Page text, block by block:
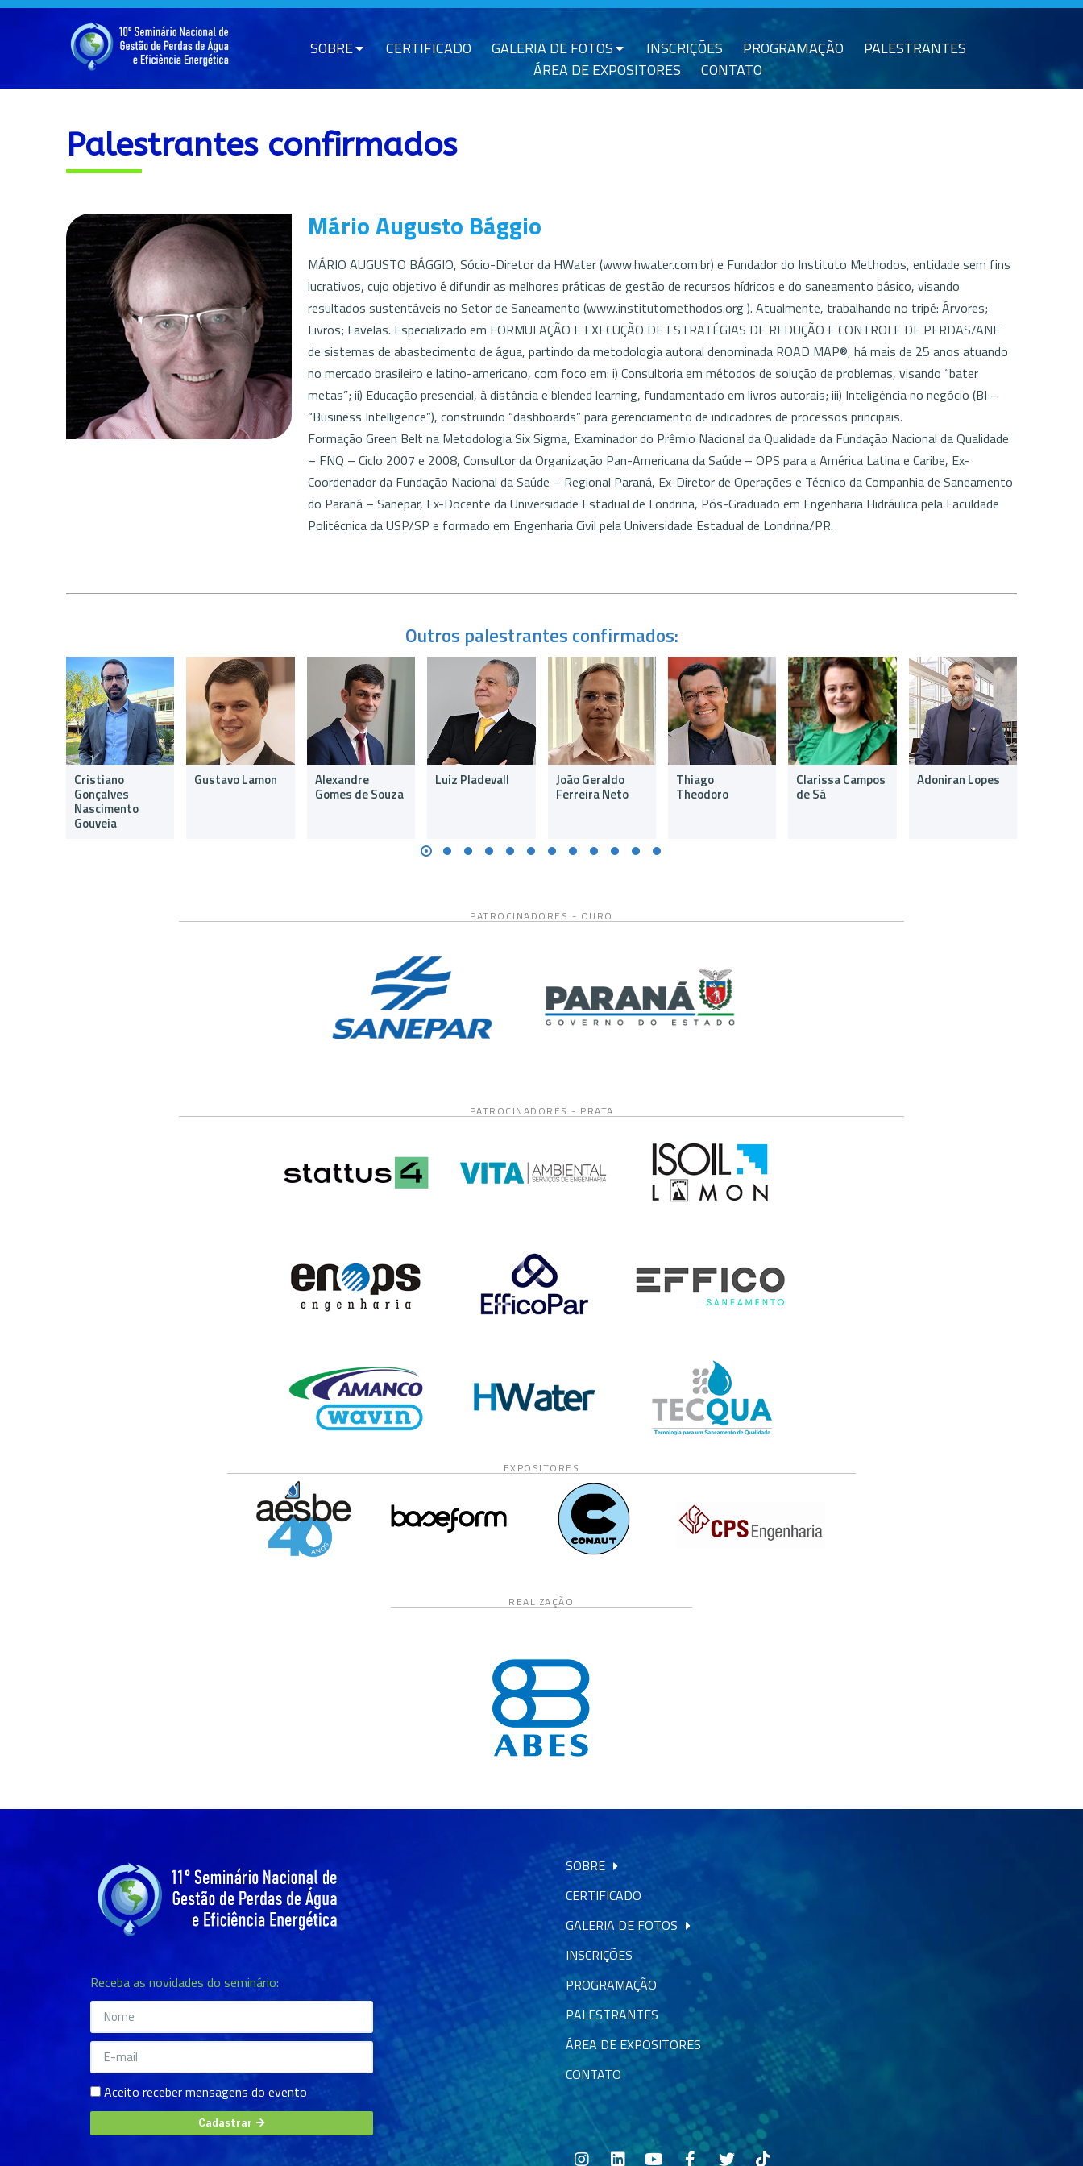
SOBRE CERTIFICADO GALERIA DE FOTOS INSCRIÇÕES PROGRAMAÇÃO
PALESTRANTES
ÁREA DE EXPOSITORES
CONTATO
Palestrantes confirmados
Mário Augusto Bággio
MÁRIO AUGUSTO BÁGGIO, Sócio-Diretor da HWater (www.hwater.com.br) e Fundador do Instituto Methodos, entidade sem fins
lucrativos, cujo objetivo é difundir as melhores práticas de gestão de recursos hídricos e do saneamento básico, visando
resultados sustentáveis no Setor de Saneamento (www.institutomethodos.org ). Atualmente, trabalhando no tripé: Árvores;
Livros; Favelas. Especializado em FORMULAÇÃO E EXECUÇÃO DE ESTRATÉGIAS DE REDUÇÃO E CONTROLE DE PERDAS/ANF
de sistemas de abastecimento de água, partindo da metodologia autoral denominada ROAD MAP®, há mais de 25 anos atuando
no mercado brasileiro e latino-americano, com foco em: i) Consultoria em métodos de solução de problemas, visando “bater
metas”; ii) Educação presencial, à distância e blended learning, fundamentado em livros autorais; iii) Inteligência no negócio (BI –
“Business Intelligence”), construindo “dashboards” para gerenciamento de indicadores de processos principais.
Formação Green Belt na Metodologia Six Sigma, Examinador do Prêmio Nacional da Qualidade da Fundação Nacional da Qualidade
– FNQ – Ciclo 2007 e 2008, Consultor da Organização Pan-Americana da Saúde – OPS para a América Latina e Caribe, Ex-
Coordenador da Fundação Nacional da Saúde – Regional Paraná, Ex-Diretor de Operações e Técnico da Companhia de Saneamento
do Paraná – Sanepar, Ex-Docente da Universidade Estadual de Londrina, Pós-Graduado em Engenharia Hidráulica pela Faculdade
Politécnica da USP/SP e formado em Engenharia Civil pela Universidade Estadual de Londrina/PR.
Outros palestrantes confirmados:
Cristiano
Gonçalves
Nascimento
Gouveia
Gustavo Lamon Alexandre
Gomes de Souza
Luiz Pladevall João Geraldo
Ferreira Neto
Thiago
Theodoro
Clarissa Campos
de Sá
Adoniran Lopes
PATROCINADORES - OURO
PATROCINADORES - PRATA
EXPOSITORES
REALIZAÇÃO
Receba as novidades do seminário:
Aceito receber mensagens do evento
Cadastrar
SOBRE
CERTIFICADO
GALERIA DE FOTOS
INSCRIÇÕES
PROGRAMAÇÃO
PALESTRANTES
ÁREA DE EXPOSITORES
CONTATO